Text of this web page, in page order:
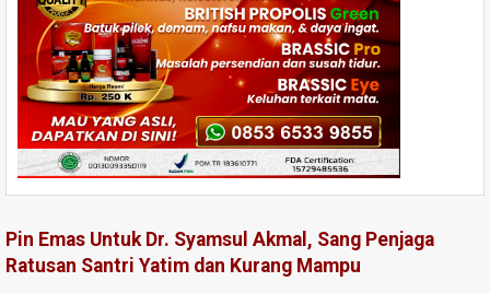
Pin Emas Untuk Dr. Syamsul Akmal, Sang Penjaga
Ratusan Santri Yatim dan Kurang Mampu